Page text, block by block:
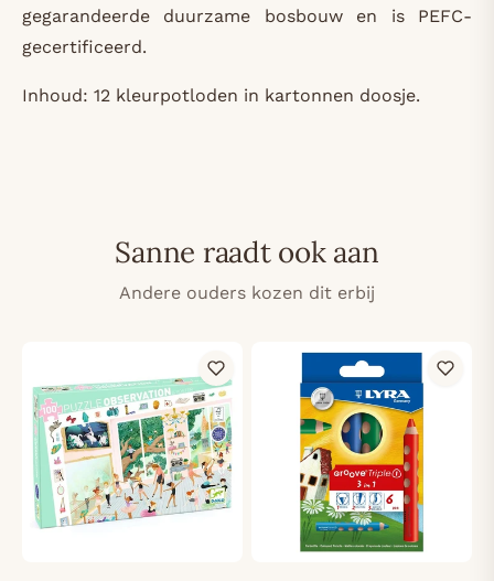
gegarandeerde duurzame bosbouw en is PEFC-
gecertificeerd.
Inhoud: 12 kleurpotloden in kartonnen doosje.
Sanne raadt ook aan
Andere ouders kozen dit erbij